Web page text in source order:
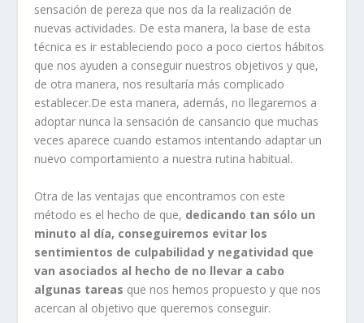
sensación de pereza que nos da la realización de
nuevas actividades. De esta manera, la base de esta
técnica es ir estableciendo poco a poco ciertos hábitos
que nos ayuden a conseguir nuestros objetivos y que,
de otra manera, nos resultaría más complicado
establecer.De esta manera, además, no llegaremos a
adoptar nunca la sensación de cansancio que muchas
veces aparece cuando estamos intentando adaptar un
nuevo comportamiento a nuestra rutina habitual.
Otra de las ventajas que encontramos con este
método es el hecho de que, dedicando tan sólo un
minuto al día, conseguiremos evitar los
sentimientos de culpabilidad y negatividad que
van asociados al hecho de no llevar a cabo
algunas tareas que nos hemos propuesto y que nos
acercan al objetivo que queremos conseguir.